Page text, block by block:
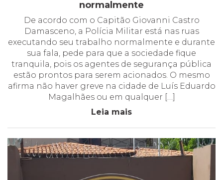
normalmente
De acordo com o Capitão Giovanni Castro
Damasceno, a Polícia Militar está nas ruas
executando seu trabalho normalmente e durante
sua fala, pede para que a sociedade fique
tranquila, pois os agentes de segurança pública
estão prontos para serem acionados. O mesmo
afirma não haver greve na cidade de Luís Eduardo
Magalhães ou em qualquer […]
Leia mais